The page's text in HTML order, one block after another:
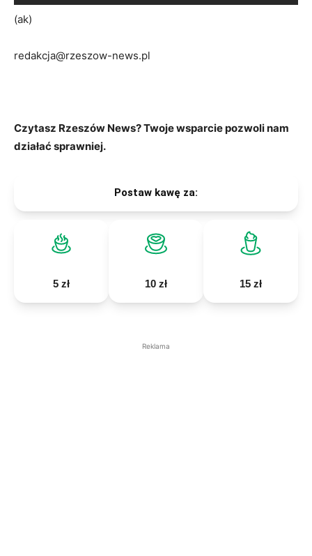
(ak)
redakcja@rzeszow-news.pl
Czytasz Rzeszów News? Twoje wsparcie pozwoli nam
działać sprawniej.
Postaw kawę za:
5 zł 10 zł 15 zł
Reklama